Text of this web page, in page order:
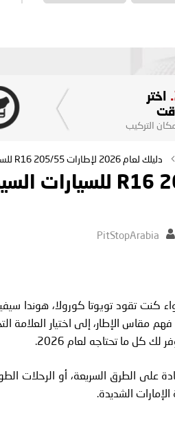
اختر
التركيب
دليلك لعام 2026 لإطارات 205/55 R16 للسيارات السيدان في الإمارات
PitStopArabia
الإطار، إلى اختيار العلامة
كل ما تحتاجه لعام 2026.
على الطرق السريعة، أو الرحلات
الشديدة.